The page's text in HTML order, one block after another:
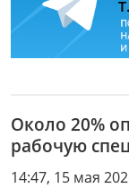
Около 20%
рабочую
14:47, 15 мая